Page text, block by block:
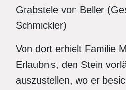
Grabstele von Beller
Schmickler)
Von dort erhielt Familie
Erlaubnis, den Stein
auszustellen, wo er